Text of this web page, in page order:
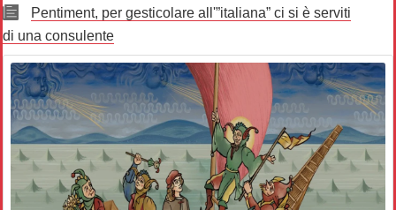
Pentiment, per gesticolare all'”italiana” ci si è serviti
di una consulente